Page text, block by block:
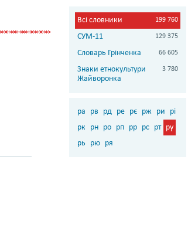
Всі словники 199 760
СУМ-11 129 375
Словарь Грінченка 66 605
Знаки етнокультури
Жайворонка
3 780
ра рв рд ре рє рж ри
рі
рк
рн ро рп рр рс рт ру
рь рю ря